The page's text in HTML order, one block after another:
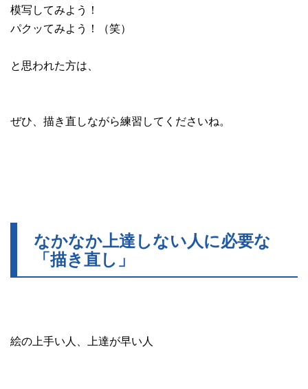
模写してみよう！
パクッてみよう！（笑）
と思われた方は、
ぜひ、描き直しながら練習してくださいね。
なかなか上達しない人に必要な
「描き直し」
絵の上手い人、上達が早い人